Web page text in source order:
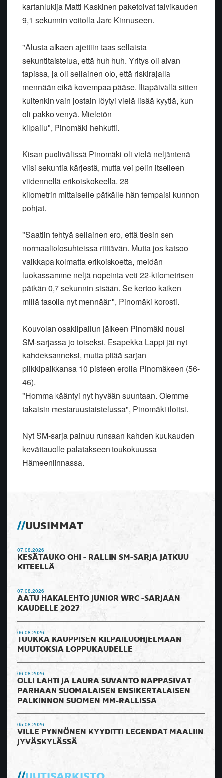
kartanlukija Matti Kaskinen paketoivat talvikauden
9,1 sekunnin voitolla Jaro Kinnuseen.
"Alusta alkaen ajettiin taas sellaista
sekuntitaistelua, että huh huh. Yritys oli aivan
tapissa, ja oli sellainen olo, että riskirajalla
mennään eikä kovempaa pääse. Iltapäivällä sitten
kuitenkin vain jostain löytyi vielä lisää kyytiä, kun
oli pakko venyä. Mieletön
kilpailu", Pinomäki hehkutti.
Kisan puolivälissä Pinomäki oli vielä neljäntenä
viisi sekuntia kärjestä, mutta vei pelin itselleen
viidennellä erikoiskokeella. 28
kilometrin mittaiselle pätkälle hän tempaisi kunnon
pohjat.
"Saatiin tehtyä sellainen ero, että tiesin sen
normaaliolosuhteissa riittävän. Mutta jos katsoo
vaikkapa kolmatta erikoiskoetta, meidän
luokassamme neljä nopeinta veti 22-kilometrisen
pätkän 0,7 sekunnin sisään. Se kertoo kaiken
millä tasolla nyt mennään", Pinomäki korosti.
Kouvolan osakilpailun jälkeen Pinomäki nousi
SM-sarjassa jo toiseksi. Esapekka Lappi jäi nyt
kahdeksanneksi, mutta pitää sarjan
piikkipaikkansa 10 pisteen erolla Pinomäkeen (56-
46).
"Homma kääntyi nyt hyvään suuntaan. Olemme
takaisin mestaruustaistelussa", Pinomäki iloitsi.
Nyt SM-sarja painuu runsaan kahden kuukauden
kevättauolle palatakseen toukokuussa
Hämeenlinnassa.
UUSIMMAT
07.08.2026
KESÄTAUKO OHI - RALLIN SM-SARJA JATKUU
KITEELLÄ
07.08.2026
AATU HAKALEHTO JUNIOR WRC -SARJAAN
KAUDELLE 2027
06.08.2026
TUUKKA KAUPPISEN KILPAILUOHJELMAAN
MUUTOKSIA LOPPUKAUDELLE
06.08.2026
OLLI LAHTI JA LAURA SUVANTO NAPPASIVAT
PARHAAN SUOMALAISEN ENSIKERTALAISEN
PALKINNON SUOMEN MM-RALLISSA
05.08.2026
VILLE PYNNÖNEN KYYDITTI LEGENDAT MAALIIN
JYVÄSKYLÄSSÄ